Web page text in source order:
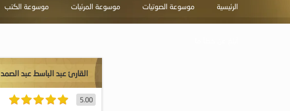
الرئيسية موسوعة الصوتيات موسوعة المرئيات موسوعة الكتب
القارئ عبد الباسط عبد الصمد
5.00